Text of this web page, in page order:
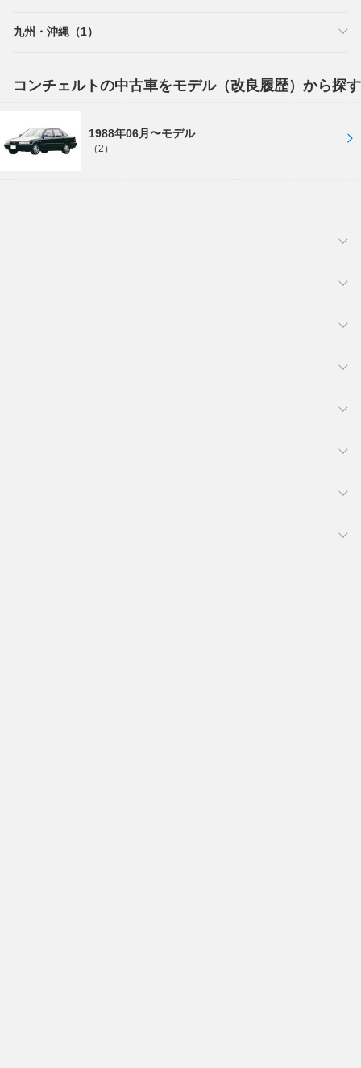
九州・沖縄（1）
コンチェルトの中古車をモデル（改良履歴）から探す
1988年06月〜モデル
（2）